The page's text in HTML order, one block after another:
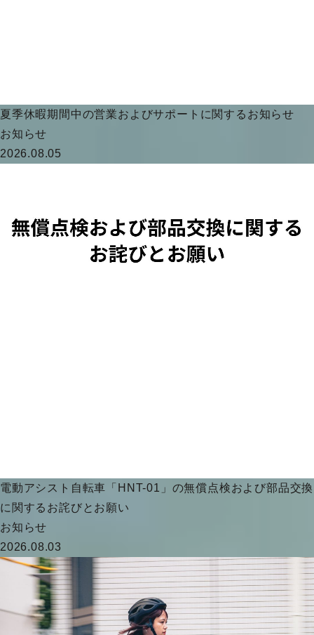
夏季休暇期間中の営業およびサポートに関するお知らせ
お知らせ
2026.08.05
電動アシスト自転車「HNT-01」の無償点検および部品交換
に関するお詫びとお願い
お知らせ
2026.08.03